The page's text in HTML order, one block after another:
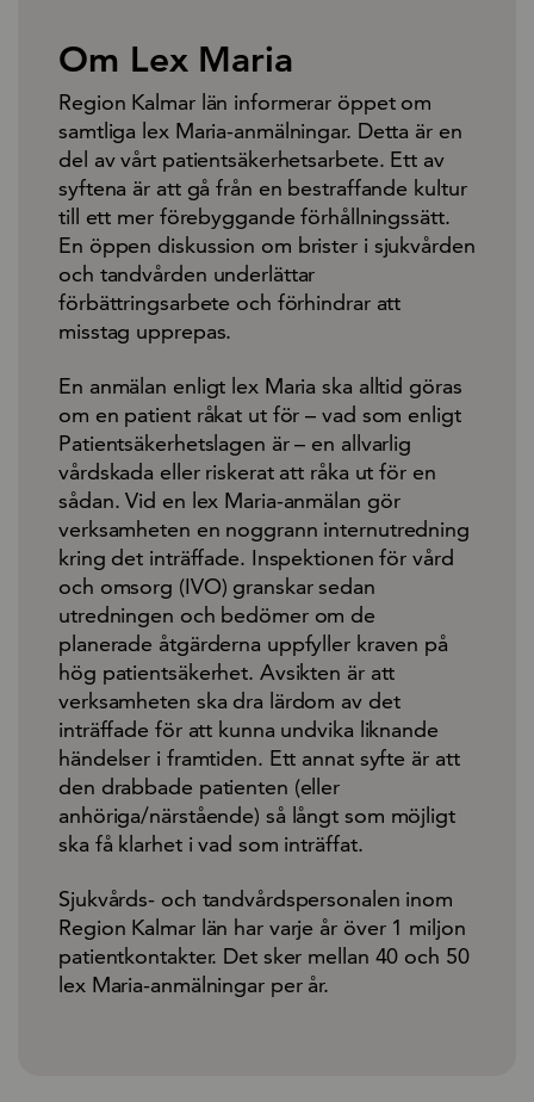
Om Lex Maria
Region Kalmar län informerar öppet om
samtliga lex Maria-anmälningar. Detta är en
del av vårt patientsäkerhetsarbete. Ett av
syftena är att gå från en bestraffande kultur
till ett mer förebyggande förhållningssätt.
En öppen diskussion om brister i sjukvården
och tandvården underlättar
förbättringsarbete och förhindrar att
misstag upprepas.
En anmälan enligt lex Maria ska alltid göras
om en patient råkat ut för – vad som enligt
Patientsäkerhetslagen är – en allvarlig
vårdskada eller riskerat att råka ut för en
sådan. Vid en lex Maria-anmälan gör
verksamheten en noggrann internutredning
kring det inträffade. Inspektionen för vård
och omsorg (IVO) granskar sedan
utredningen och bedömer om de
planerade åtgärderna uppfyller kraven på
hög patientsäkerhet. Avsikten är att
verksamheten ska dra lärdom av det
inträffade för att kunna undvika liknande
händelser i framtiden. Ett annat syfte är att
den drabbade patienten (eller
anhöriga/närstående) så långt som möjligt
ska få klarhet i vad som inträffat.
Sjukvårds- och tandvårdspersonalen inom
Region Kalmar län har varje år över 1 miljon
patientkontakter. Det sker mellan 40 och 50
lex Maria-anmälningar per år.